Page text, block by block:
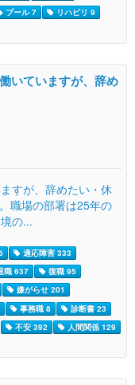
プール 7
リハビリ 9
いていますが、辞め
すが、辞めたい・休
職場の部署は25年の
の...
適応障害 333
職 637
復職 95
嫌がらせ 201
事務職 8
診断書 23
不安 392
人間関係 129